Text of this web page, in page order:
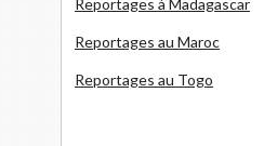
Reportages à Madagascar
Reportages au Maroc
Reportages au Togo